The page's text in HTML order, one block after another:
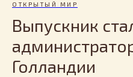
ОТКРЫТЫЙ МИР
Выпускник
Голландии